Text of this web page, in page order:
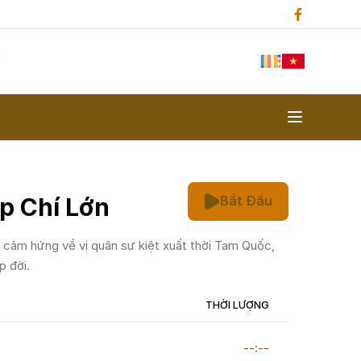
Chí Lớn Bắt Đầu
hứng về vị quân sư kiệt xuất thời Tam Quốc,
đời.
THỜI LƯỢNG
--:--